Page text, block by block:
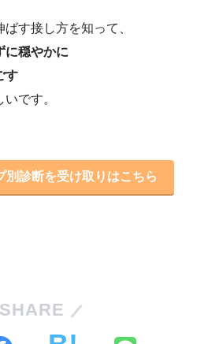
ばす接し方を知って、
に穏やかに
す
です。
別診断を受け取りはこちら
SHARE